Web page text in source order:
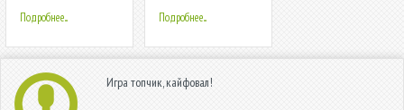
speedrun
Подробнее... Подробнее...
Игра топчик, кайфовал!